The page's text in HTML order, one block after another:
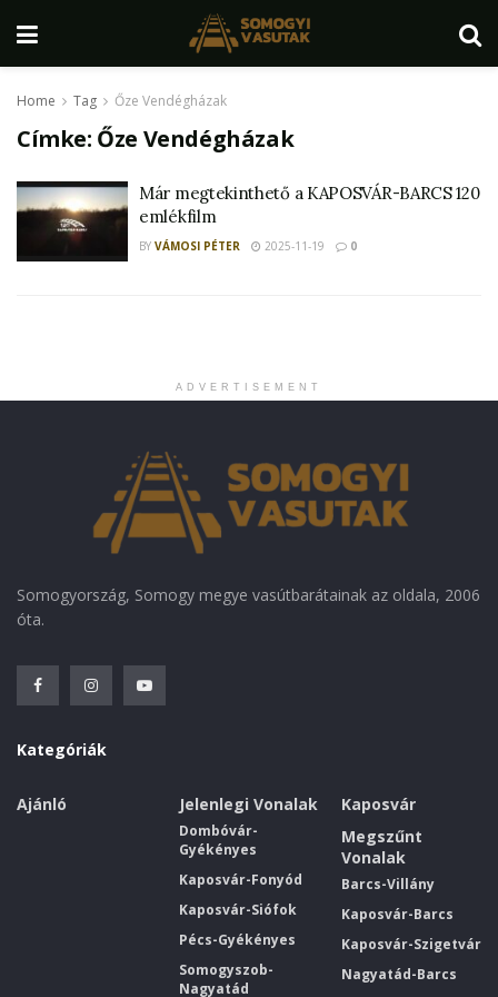
Home Tag Őze Vendégházak
Címke: Őze Vendégházak
Már megtekinthető a KAPOSVÁR-BARCS 120
emlékfilm
BY VÁMOSI PÉTER 2025-11-19 0
ADVERTISEMENT
Somogyország, Somogy megye vasútbarátainak az oldala, 2006
óta.
Kategóriák
Ajánló Jelenlegi Vonalak
Dombóvár-
Gyékényes
Kaposvár-Fonyód
Kaposvár-Siófok
Pécs-Gyékényes
Somogyszob-
Nagyatád
Kaposvár
Megszűnt
Vonalak
Barcs-Villány
Kaposvár-Barcs
Kaposvár-Szigetvár
Nagyatád-Barcs